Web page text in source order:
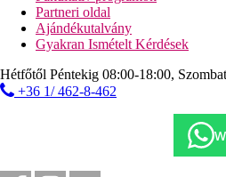
Partneri oldal
Ajándékutalvány
Gyakran Ismételt Kérdések
Hétfőtől Péntekig 08:00-18:00,
+36 1/ 462-8-462